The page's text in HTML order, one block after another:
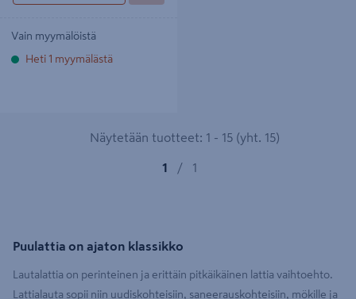
Vain myymälöistä
Heti 1 myymälästä
Näytetään tuotteet: 1 - 15 (yht. 15)
1 / 1
Puulattia on ajaton klassikko
Lautalattia on perinteinen ja erittäin pitkäikäinen lattia vaihtoehto.
Lattialauta sopii niin uudiskohteisiin, saneerauskohteisiin, mökille ja